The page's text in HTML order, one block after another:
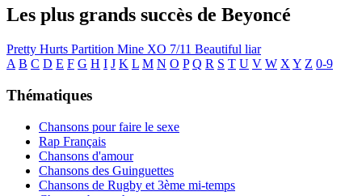
Les plus grands succès de Beyoncé
Pretty Hurts Partition Mine XO 7/11 Beautiful liar
A B C D E F G H I J K L M N O P Q R S T U V W X Y Z 0-9
Thématiques
Chansons pour faire le sexe
Rap Français
Chansons d'amour
Chansons des Guinguettes
Chansons de Rugby et 3ème mi-temps